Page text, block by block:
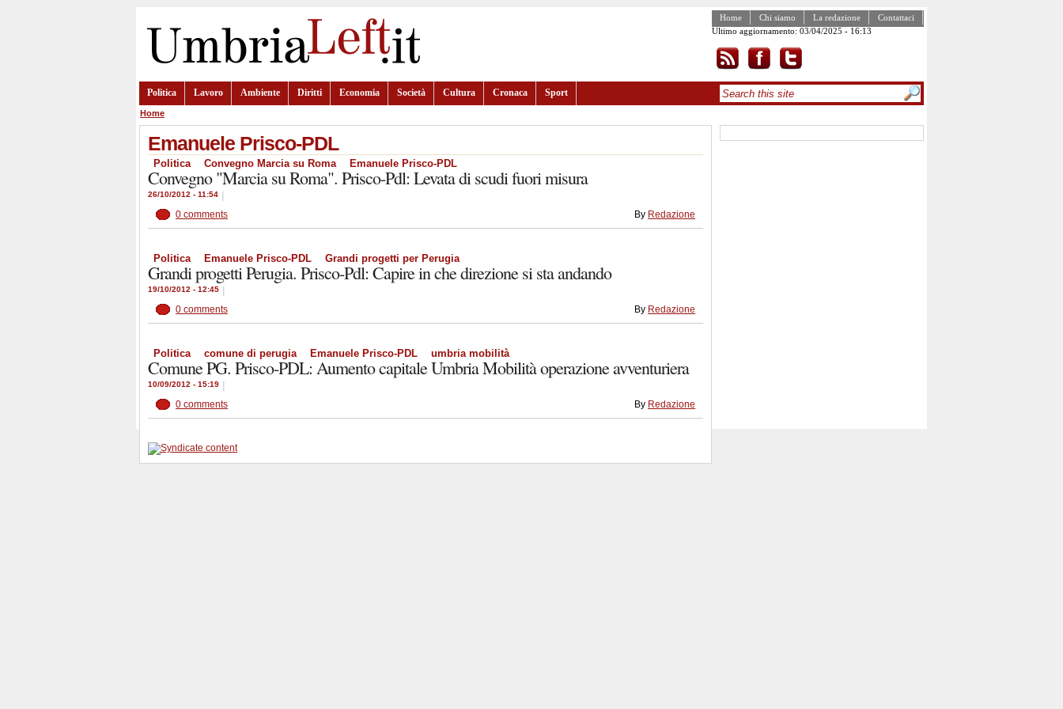
Home Chi siamo La redazione
Contattaci
Ultimo aggiornamento: 03/04/2025 - 16:13
Politica Lavoro Ambiente Diritti Economia Società Cultura Cronaca Sport
Home
Emanuele Prisco-PDL
Politica Convegno Marcia su Roma Emanuele Prisco-PDL
Convegno "Marcia su Roma". Prisco-Pdl: Levata di scudi fuori misura
26/10/2012 - 11:54
0 comments
By Redazione
Politica Emanuele Prisco-PDL Grandi progetti per Perugia
Grandi progetti Perugia. Prisco-Pdl: Capire in che direzione si sta andando
19/10/2012 - 12:45
0 comments
By Redazione
Politica comune di perugia Emanuele Prisco-PDL umbria mobilità
Comune PG. Prisco-PDL: Aumento capitale Umbria Mobilità operazione avventuriera
10/09/2012 - 15:19
0 comments
By Redazione